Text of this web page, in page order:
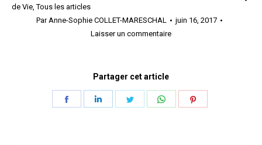
de Vie,Tous les articles
ParAnne-Sophie COLLET-MARESCHAL
juin 16, 2017
Laisser un commentaire
Partager cet article